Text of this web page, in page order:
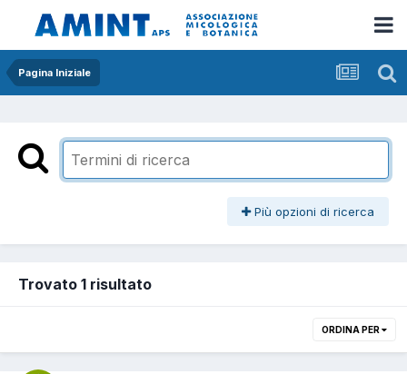
Pagina Iniziale
Più opzioni di ricerca
Trovato 1 risultato
ORDINA PER